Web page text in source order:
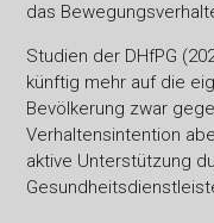
das
Studien der DHfPG
künftig mehr auf die
Bevölkerung zwar
Verhaltensintention
aktive Unterstützung